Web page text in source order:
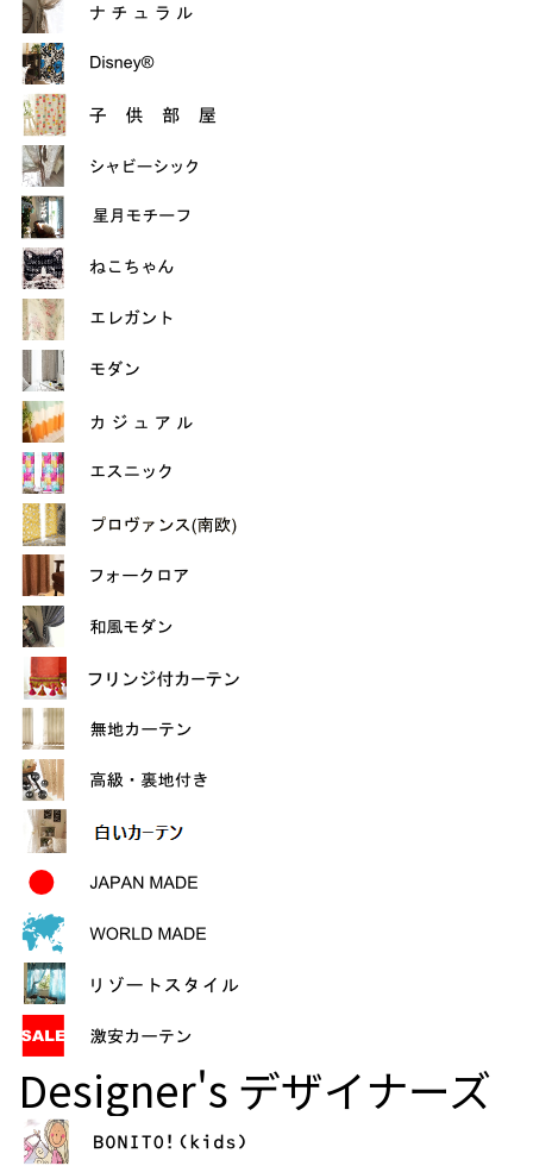
Designer's デザイナーズ